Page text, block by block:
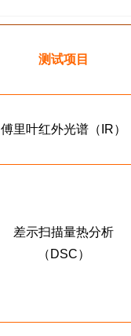
测试项目
傅里叶红外光谱（IR）
差示扫描量热分析
（DSC）